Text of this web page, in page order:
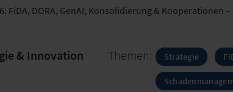
FiDA, DORA, GenAI, Konsolidierung & Kooperationen
& Innovation Themen: Strategie